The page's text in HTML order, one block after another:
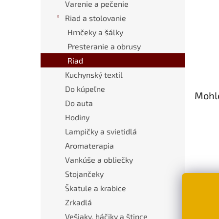
Varenie a pečenie
Riad a stolovanie
Hrnčeky a šálky
Presteranie a obrusy
Riad
Kuchynský textil
Do kúpeľne
Do auta
Hodiny
Lampičky a svietidlá
Aromaterapia
Vankúše a obliečky
Stojančeky
Škatule a krabice
Zrkadlá
Vešiaky, háčiky a štipce